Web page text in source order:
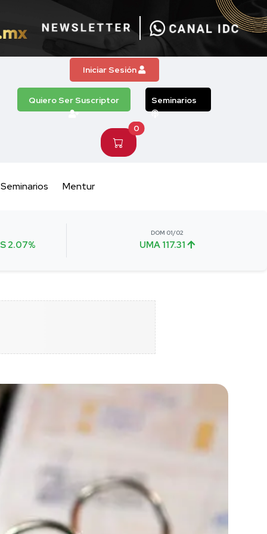
Iniciar Sesión
Quiero Ser Suscriptor Seminarios
0
Seminarios Mentur
2.07%
DOM 01/02
UMA 117.31